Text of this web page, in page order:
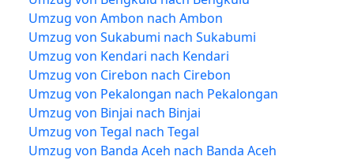
Umzug von Ambon nach Ambon
Umzug von Sukabumi nach Sukabumi
Umzug von Kendari nach Kendari
Umzug von Cirebon nach Cirebon
Umzug von Pekalongan nach Pekalongan
Umzug von Binjai nach Binjai
Umzug von Tegal nach Tegal
Umzug von Banda Aceh nach Banda Aceh